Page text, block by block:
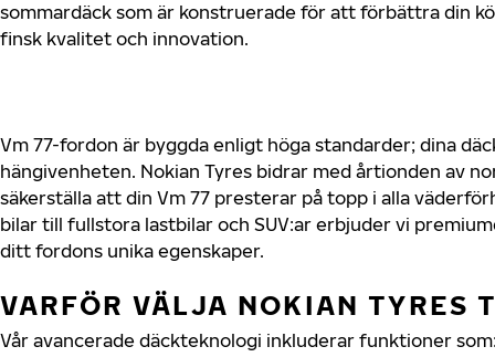
sommardäck som är konstruerade för att förbättra din
finsk kvalitet och innovation.
Vm 77-fordon är byggda enligt höga standarder; dina
hängivenheten. Nokian Tyres bidrar med årtionden av
säkerställa att din Vm 77 presterar på topp i alla
bilar till fullstora lastbilar och SUV:ar erbjuder vi
ditt fordons unika egenskaper.
VARFÖR VÄLJA NOKIAN TYRES
Vår avancerade däckteknologi inkluderar funktioner